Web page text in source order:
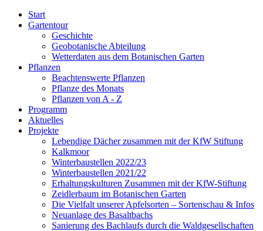
Start
Gartentour
Geschichte
Geobotanische Abteilung
Wetterdaten aus dem Botanischen Garten
Pflanzen
Beachtenswerte Pflanzen
Pflanze des Monats
Pflanzen von A - Z
Programm
Aktuelles
Projekte
Lebendige Dächer zusammen mit der KfW Stiftung
Kalkmoor
Winterbaustellen 2022/23
Winterbaustellen 2021/22
Erhaltungskulturen Zusammen mit der KfW-Stiftung
Zeidlerbaum im Botanischen Garten
Die Vielfalt unserer Apfelsorten – Sortenschau & Infos
Neuanlage des Basaltbachs
Sanierung des Bachlaufs durch die Waldgesellschaften